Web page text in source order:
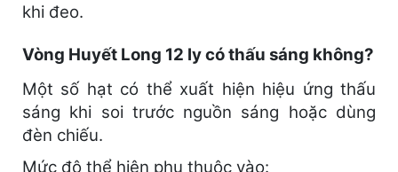
khi đeo.
Vòng Huyết Long 12 ly có thấu sáng không?
Một số hạt có thể xuất hiện hiệu ứng thấu
sáng khi soi trước nguồn sáng hoặc dùng
đèn chiếu.
Mức độ thể hiện phụ thuộc vào: